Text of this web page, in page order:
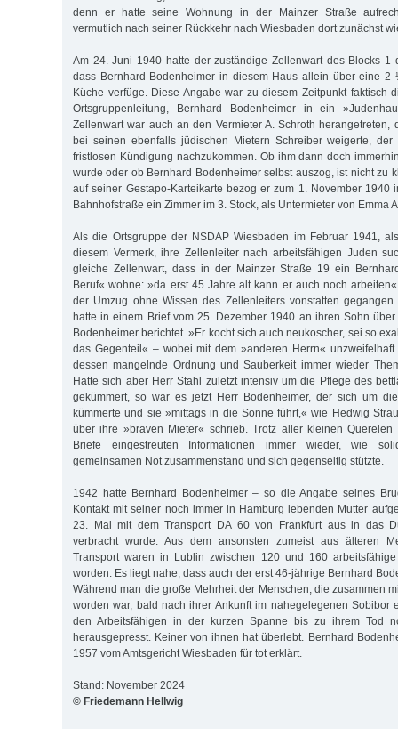
denn er hatte seine Wohnung in der Mainzer Straße
vermutlich nach seiner Rückkehr nach Wiesbaden dort zunächst
Am 24. Juni 1940 hatte der zuständige Zellenwart des Blocks 1
dass Bernhard Bodenheimer in diesem Haus allein über eine 2
Küche verfüge. Diese Angabe war zu diesem Zeitpunkt faktisch
Ortsgruppenleitung, Bernhard Bodenheimer in ein
Zellenwart war auch an den Vermieter A. Schroth herangetreten,
bei seinen ebenfalls jüdischen Mietern Schreiber weigerte,
fristlosen Kündigung nachzukommen. Ob ihm dann doch
wurde oder ob Bernhard Bodenheimer selbst auszog, ist nicht zu
auf seiner Gestapo-Karteikarte bezog er zum 1. November 1940
Bahnhofstraße ein Zimmer im 3. Stock, als Untermieter von Emma
Als die Ortsgruppe der NSDAP Wiesbaden im Februar 1941,
diesem Vermerk, ihre Zellenleiter nach arbeitsfähigen Juden
gleiche Zellenwart, dass in der Mainzer Straße 19 ein
Beruf« wohne: »da erst 45 Jahre alt kann er auch noch
der Umzug ohne Wissen des Zellenleiters vonstatten
hatte in einem Brief vom 25. Dezember 1940 an ihren Sohn
Bodenheimer berichtet. »Er kocht sich auch neukoscher, sei so
das Gegenteil« – wobei mit dem »anderen Herrn« unzweifelhaft
dessen mangelnde Ordnung und Sauberkeit immer wieder
Hatte sich aber Herr Stahl zuletzt intensiv um die Pflege des
gekümmert, so war es jetzt Herr Bodenheimer, der sich um
kümmerte und sie »mittags in die Sonne führt,« wie Hedwig
über ihre »braven Mieter« schrieb. Trotz aller kleinen
Briefe eingestreuten Informationen immer wieder, wie
gemeinsamen Not zusammenstand und sich gegenseitig stützte.
1942 hatte Bernhard Bodenheimer – so die Angabe seines
Kontakt mit seiner noch immer in Hamburg lebenden Mutter
23. Mai mit dem Transport DA 60 von Frankfurt aus in das
verbracht wurde. Aus dem ansonsten zumeist aus älteren
Transport waren in Lublin zwischen 120 und 160
worden. Es liegt nahe, dass auch der erst 46-jährige Bernhard
Während man die große Mehrheit der Menschen, die zusammen
worden war, bald nach ihrer Ankunft im nahegelegenen Sobibor
den Arbeitsfähigen in der kurzen Spanne bis zu ihrem Tod
herausgepresst. Keiner von ihnen hat überlebt. Bernhard
1957 vom Amtsgericht Wiesbaden für tot erklärt.
Stand: November 2024
© Friedemann Hellwig